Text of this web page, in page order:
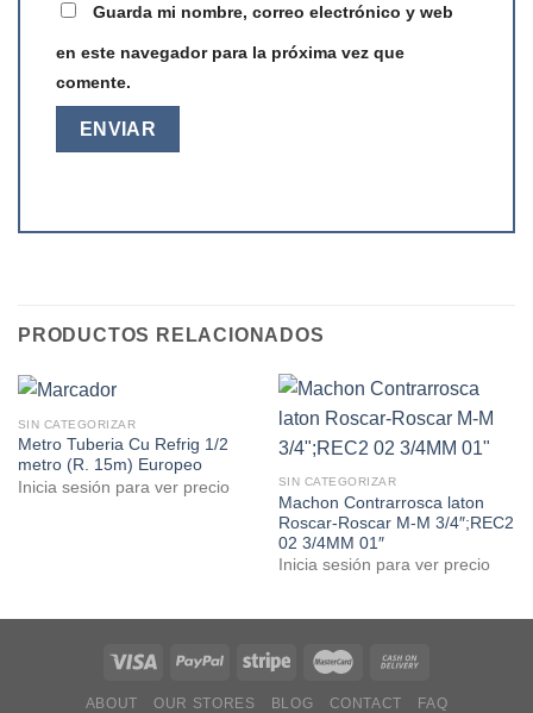
Guarda mi nombre, correo electrónico y web
en este navegador para la próxima vez que
comente.
PRODUCTOS RELACIONADOS
SIN CATEGORIZAR
Metro Tuberia Cu Refrig 1/2
metro (R. 15m) Europeo
Inicia sesión para ver precio
SIN CATEGORIZAR
Machon Contrarrosca laton
Roscar-Roscar M-M 3/4″;REC2
02 3/4MM 01″
Inicia sesión para ver precio
ABOUT OUR STORES BLOG CONTACT FAQ